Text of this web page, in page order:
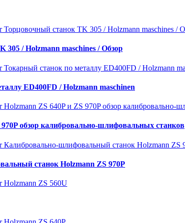
305 / Holzmann maschines / Обзор
ED400FD / Holzmann maschinen
обзор калибровально-шлифовальных станков
станок Holzmann ZS 970P